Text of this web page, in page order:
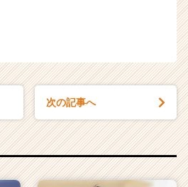
次の記事へ